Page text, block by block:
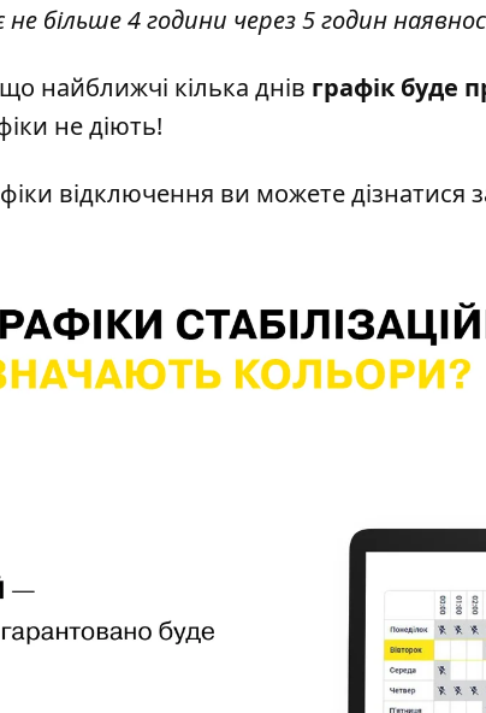
не більше 4 години через 5 годин
найближчі кілька днів графік буде
не діють!
відключення ви можете дізнатися